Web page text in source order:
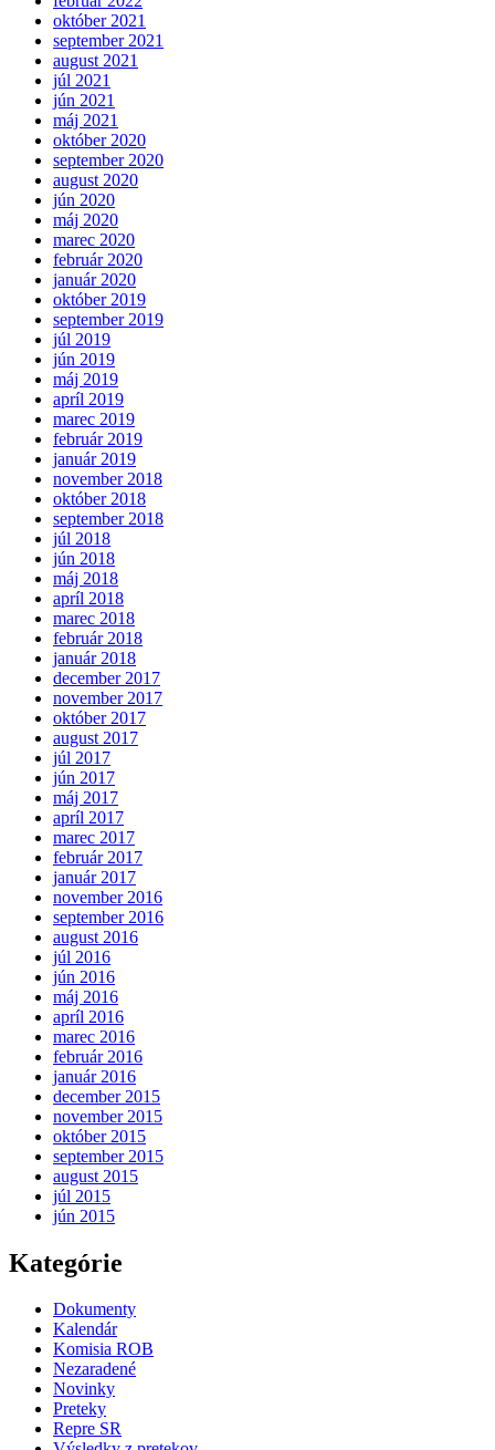
október 2021
september 2021
august 2021
júl 2021
jún 2021
máj 2021
október 2020
september 2020
august 2020
jún 2020
máj 2020
marec 2020
február 2020
január 2020
október 2019
september 2019
júl 2019
jún 2019
máj 2019
apríl 2019
marec 2019
február 2019
január 2019
november 2018
október 2018
september 2018
júl 2018
jún 2018
máj 2018
apríl 2018
marec 2018
február 2018
január 2018
december 2017
november 2017
október 2017
august 2017
júl 2017
jún 2017
máj 2017
apríl 2017
marec 2017
február 2017
január 2017
november 2016
september 2016
august 2016
júl 2016
jún 2016
máj 2016
apríl 2016
marec 2016
február 2016
január 2016
december 2015
november 2015
október 2015
september 2015
august 2015
júl 2015
jún 2015
Kategórie
Dokumenty
Kalendár
Komisia ROB
Nezaradené
Novinky
Preteky
Repre SR